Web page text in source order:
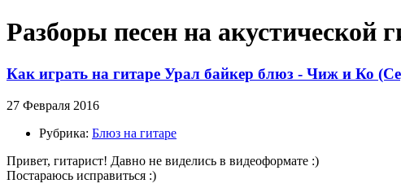
Разборы песен на акустической
Как играть на гитаре Урал байкер блюз - Чиж и Ко
27 Февраля 2016
Рубрика: Блюз на гитаре
Привет, гитарист! Давно не виделись в видеоформате :)
Постараюсь исправиться :)